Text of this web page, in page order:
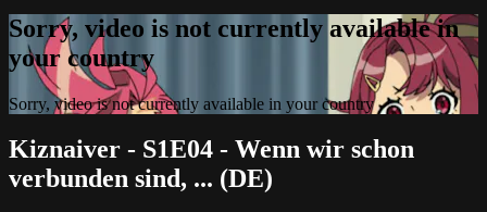
Sorry, video is not currently available in
your country
Sorry, video is not currently available in your country
Kiznaiver - S1E04 - Wenn wir schon
verbunden sind, ... (DE)